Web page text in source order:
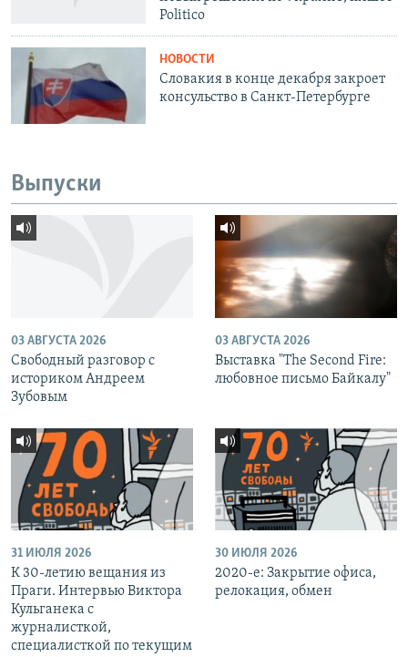
Politico
НОВОСТИ
Словакия в конце декабря закроет
консульство в Санкт-Петербурге
Выпуски
03 АВГУСТА 2026
Свободный разговор с
историком Андреем
Зубовым
03 АВГУСТА 2026
Выставка "The Second Fire:
любовное письмо Байкалу"
31 ИЮЛЯ 2026
К 30-летию вещания из
Праги. Интервью Виктора
Кульганека с
журналисткой,
специалисткой по текущим
30 ИЮЛЯ 2026
2020-е: Закрытие офиса,
релокация, обмен